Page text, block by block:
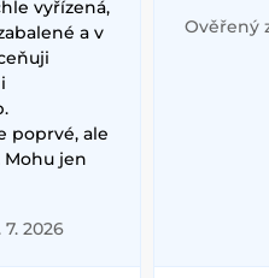
vyřízená,
a v
poprvé, ale
jen
2026
Ověřený